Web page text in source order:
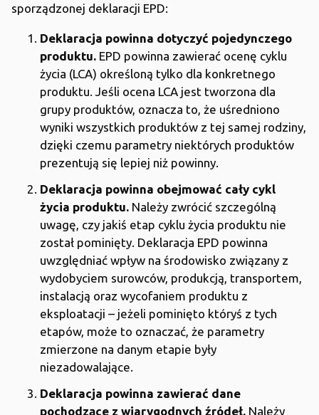
sporządzonej deklaracji EPD:
Deklaracja powinna dotyczyć pojedynczego
produktu. EPD powinna zawierać ocenę cyklu
życia (LCA) określoną tylko dla konkretnego
produktu. Jeśli ocena LCA jest tworzona dla
grupy produktów, oznacza to, że uśredniono
wyniki wszystkich produktów z tej samej rodziny,
dzięki czemu parametry niektórych produktów
prezentują się lepiej niż powinny.
Deklaracja powinna obejmować cały cykl
życia produktu. Należy zwrócić szczególną
uwagę, czy jakiś etap cyklu życia produktu nie
został pominięty. Deklaracja EPD powinna
uwzględniać wpływ na środowisko związany z
wydobyciem surowców, produkcją, transportem,
instalacją oraz wycofaniem produktu z
eksploatacji – jeżeli pominięto któryś z tych
etapów, może to oznaczać, że parametry
zmierzone na danym etapie były
niezadowalające.
Deklaracja powinna zawierać dane
pochodzące z wiarygodnych źródeł. Należy